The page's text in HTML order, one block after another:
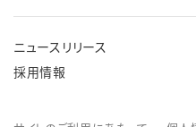
ニュースリリース
採用情報